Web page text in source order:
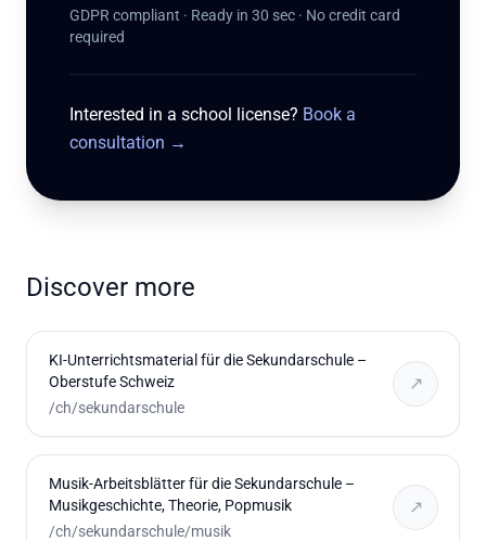
GDPR compliant · Ready in 30 sec · No credit card
required
Interested in a school license? Book a
consultation →
Discover more
KI-Unterrichtsmaterial für die Sekundarschule –
Oberstufe Schweiz
/ch/sekundarschule
↗
Musik-Arbeitsblätter für die Sekundarschule –
Musikgeschichte, Theorie, Popmusik
/ch/sekundarschule/musik
↗